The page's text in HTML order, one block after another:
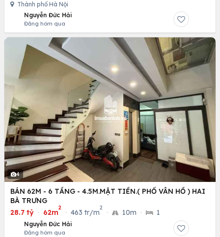
Thành phố Hà Nội
Nguyễn Đức Hải
Đăng hôm qua
4
BÁN 62M - 6 TẦNG - 4.5M.MẶT TIỀN.( PHỐ VÂN HỒ ) HAI
BÀ TRƯNG
28.7 tỷ · 62m
2
· 463 tr/m
2
· 10m · 1
Nguyễn Đức Hải
Đăng hôm qua